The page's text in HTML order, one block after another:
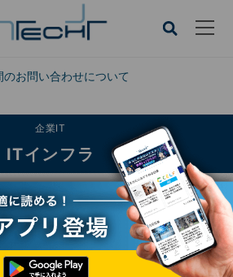
のお問い合わせについて
CLOSE
企業IT
ITインフラ
フラ
AI社会変革への戦略とは - 檜山社長が語る